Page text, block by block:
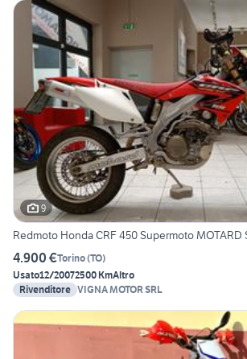
9
Redmoto Honda CRF 450 Supermoto MOTARD
4.900 €Torino(TO)
Usato12/20072500 KmAltro
Rivenditore VIGNA MOTOR SRL